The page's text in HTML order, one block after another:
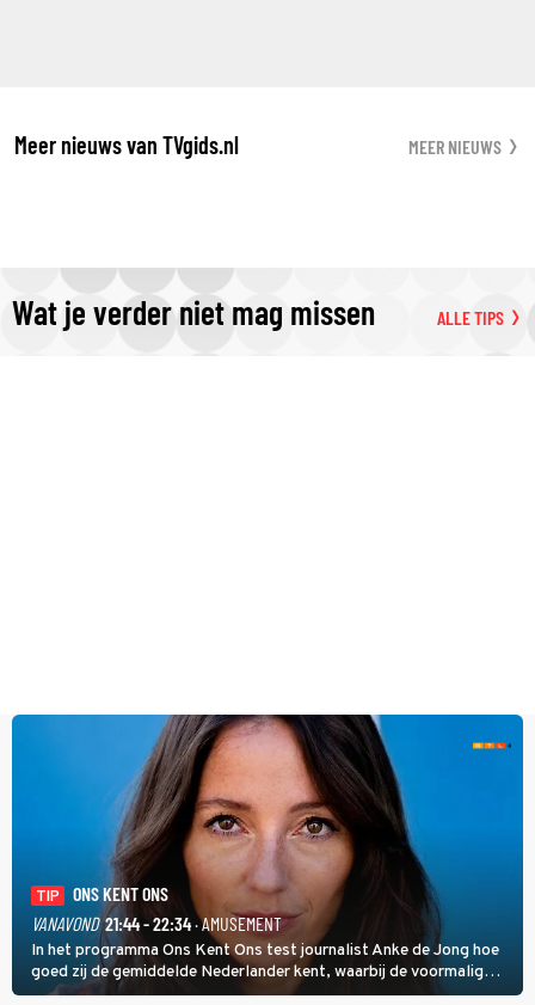
Meer nieuws van TVgids.nl MEER NIEUWS
Wat je verder niet mag missen ALLE TIPS
TIP
ONS KENT ONS
VANAVOND 21:44 - 22:34· AMUSEMENT
In het programma Ons Kent Ons test journalist Anke de Jong hoe
goed zij de gemiddelde Nederlander kent, waarbij de voormalig
hoofdredacteur van modebladen Glamour en Elle het samen met